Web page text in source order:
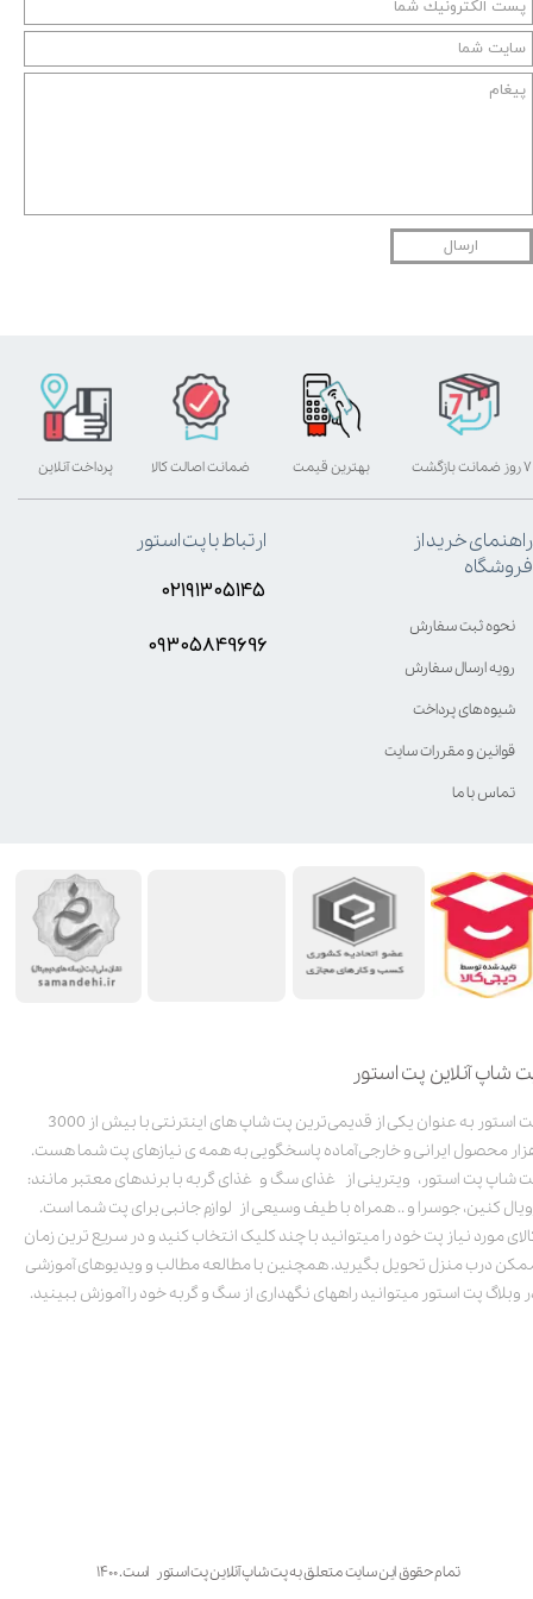
ارسال
شاپ آنلاین پت استور
پت استور به عنوان یکی از قدیمی‌ترین پت شاپ های اینترنتی با بیش از 3000
محصول ایرانی و خارجی آماده پاسخگویی به همه ی نیازهای پت شما هست.
شاپ پت استور، ویترینی از غذای سگ و غذای گربه با برندهای معتبر مانند:
کنین، جوسرا و .. همراه با طیف وسیعی از لوازم جانبی برای پت شما است.
مورد نیاز پت خود را میتوانید با چند کلیک انتخاب کنید و در سریع ترین زمان
درب منزل تحویل بگیرید. همچنین با مطالعه مطالب و ویدیوهای آموزشی
وبلاگ پت استور میتوانید راههای نگهداری از سگ و گربه خود را آموزش ببینید.
تمام حقوق این سایت متعلق به پت شاپ آنلاین پت استور است. ۱۴۰۰
بهترین قیمت پرداخت آنلاین ۷ روز ضمانت بازگشت ضمانت اصالت کالا
راهنمای خرید از
فروشگاه
نحوه ثبت سفارش
رویه ارسال سفارش
شیوه‌های پرداخت
قوانین و مقررات سایت
تماس با ما
ارتباط با پت استور
۰۲۱۹۱۳۰۵۱۴۵
۰۹۳۰۵8۴9696